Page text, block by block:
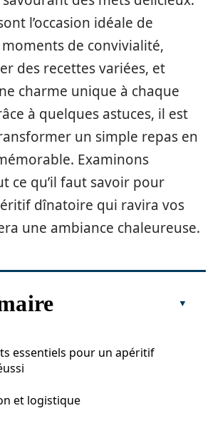
l’occasion idéale de
de convivialité,
des recettes variées, et
charme unique à chaque
à quelques astuces, il est
un simple repas en
Examinons
ce qu’il faut savoir pour
dînatoire qui ravira vos
une ambiance chaleureuse.
essentiels pour un apéritif
et logistique